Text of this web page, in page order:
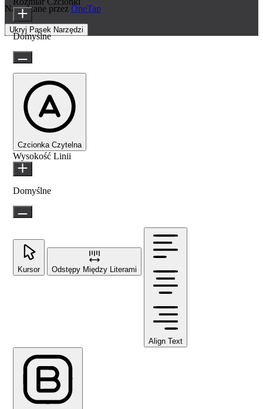
Napędzane przez OneTap
Ukryj Pasek Narzędzi
Domyślne
Czcionka Czytelna
Wysokość Linii
Domyślne
Kursor Odstępy Między Literami
Align Text